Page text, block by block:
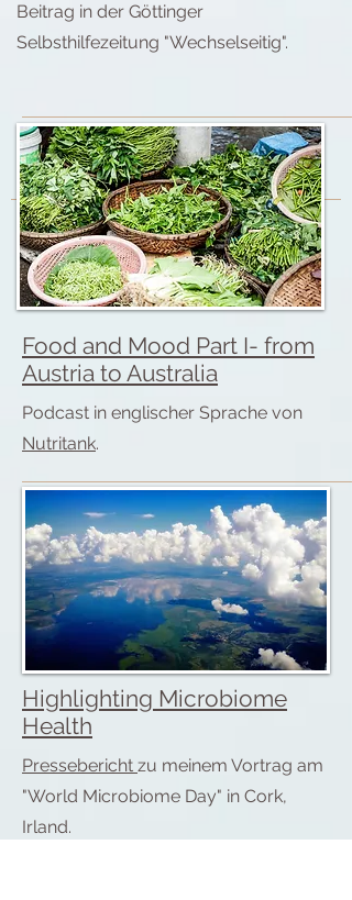
Beitrag in der Göttinger
Selbsthilfezeitung "Wechselseitig".
Food and Mood Part I- from
Austria to Australia
Podcast in englischer Sprache von
Nutritank.
Highlighting Microbiome
Health
Pressebericht zu meinem Vortrag am
"World Microbiome Day" in Cork,
Irland.